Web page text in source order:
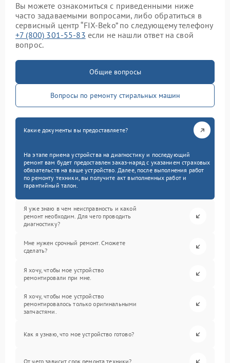
Вы можете ознакомиться с приведенными ниже
часто задаваемыми вопросами, либо обратиться в
сервисный центр “FIX-Beko” по следующему телефону
+7 (800) 301-55-83 если не нашли ответ на свой
вопрос.
Общие вопросы
Вопросы по ремонту стиральных машин
Какие документы вы предоставляете?
На этапе приема устройства на диагностику и последующий
ремонт вам будет предоставлен заказ-наряд с указанием страховых
обязательств на ваше устройство. Далее, после выполнения работ
по ремонту техники, вы получите акт выполненных работ и
гарантийный талон.
Я уже знаю в чем неисправность и какой
ремонт необходим. Для чего проводить
диагностику?
Мне нужен срочный ремонт. Сможете
сделать?
Я хочу, чтобы мое устройство
ремонтировали при мне.
Я хочу, чтобы мое устройство
ремонтировалось только оригинальными
запчастями.
Как я узнаю, что мое устройство готово?
От чего зависит срок ремонта техники?